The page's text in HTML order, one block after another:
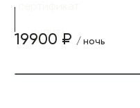
купить
19900 ₽ / ночь